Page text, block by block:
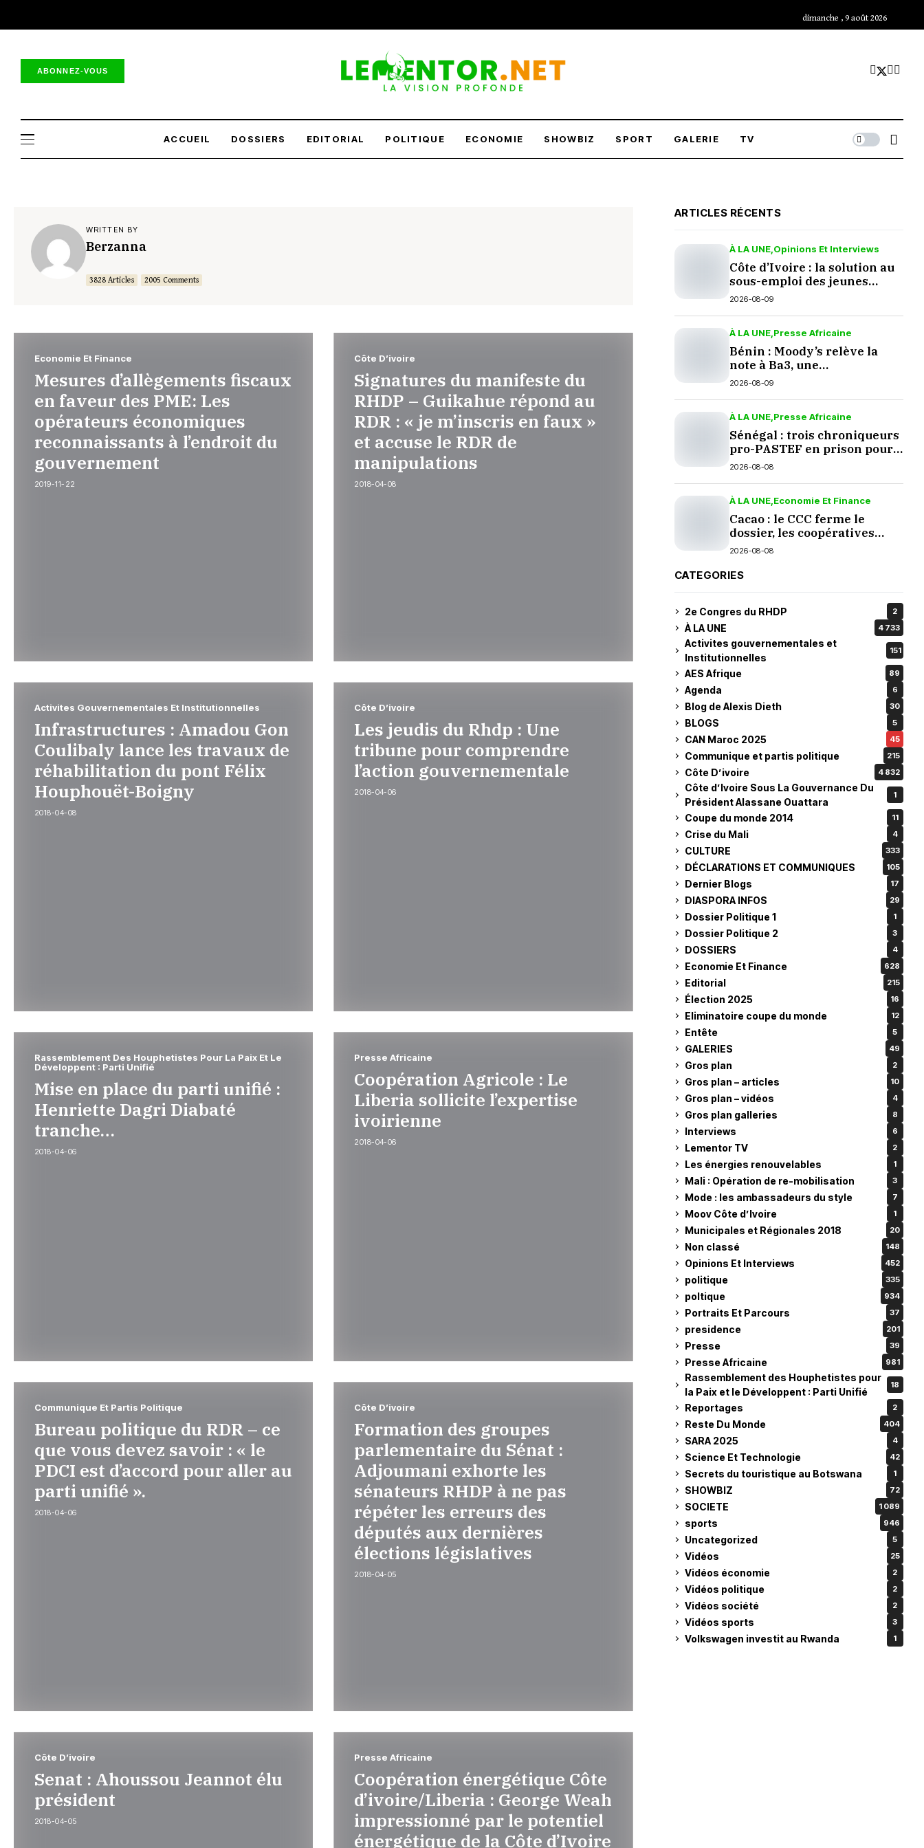
dimanche , 9 août 2026
ABONNEZ-VOUS
ACCUEIL DOSSIERS EDITORIAL POLITIQUE ECONOMIE SHOWBIZ SPORT GALERIE TV
WRITTEN BY
Berzanna
3828 Articles 2005 Comments
Economie Et Finance
Mesures d’allègements fiscaux
en faveur des PME: Les
opérateurs économiques
reconnaissants à l’endroit du
gouvernement
2019-11-22
Côte D’ivoire
Signatures du manifeste du
RHDP – Guikahue répond au
RDR : « je m’inscris en faux »
et accuse le RDR de
manipulations
2018-04-08
Activites Gouvernementales Et Institutionnelles
Infrastructures : Amadou Gon
Coulibaly lance les travaux de
réhabilitation du pont Félix
Houphouët-Boigny
2018-04-08
Côte D’ivoire
Les jeudis du Rhdp : Une
tribune pour comprendre
l’action gouvernementale
2018-04-06
Rassemblement Des Houphetistes Pour La Paix Et Le
Développent : Parti Unifié
Mise en place du parti unifié :
Henriette Dagri Diabaté
tranche…
2018-04-06
Presse Africaine
Coopération Agricole : Le
Liberia sollicite l’expertise
ivoirienne
2018-04-06
Communique Et Partis Politique
Bureau politique du RDR – ce
que vous devez savoir : « le
PDCI est d’accord pour aller au
parti unifié ».
2018-04-06
Côte D’ivoire
Formation des groupes
parlementaire du Sénat :
Adjoumani exhorte les
sénateurs RHDP à ne pas
répéter les erreurs des
députés aux dernières
élections législatives
2018-04-05
Côte D’ivoire
Senat : Ahoussou Jeannot élu
président
2018-04-05
Presse Africaine
Coopération énergétique Côte
d’ivoire/Liberia : George Weah
impressionné par le potentiel
énergétique de la Côte d’Ivoire
ARTICLES RÉCENTS
À LA UNE Opinions Et Interviews
Côte d’Ivoire : la solution au
sous-emploi des jeunes
passe par leurs décisions
2026-08-09
À LA UNE Presse Africaine
Bénin : Moody’s relève la
note à Ba3, une
reconnaissance méritée
2026-08-09
À LA UNE Presse Africaine
Sénégal : trois chroniqueurs
pro-PASTEF en prison pour
une prière sur TikTok
2026-08-08
À LA UNE Economie Et Finance
Cacao : le CCC ferme le
dossier, les coopératives
grincent
2026-08-08
CATEGORIES
2e Congres du RHDP 2
À LA UNE 4 733
Activites gouvernementales et
Institutionnelles
151
AES Afrique 89
Agenda 6
Blog de Alexis Dieth 30
BLOGS 5
CAN Maroc 2025 45
Communique et partis politique 215
Côte D’ivoire 4 832
Côte d’Ivoire Sous La Gouvernance Du
Président Alassane Ouattara
1
Coupe du monde 2014 11
Crise du Mali 4
CULTURE 333
DÉCLARATIONS ET COMMUNIQUES 105
Dernier Blogs 17
DIASPORA INFOS 29
Dossier Politique 1 1
Dossier Politique 2 3
DOSSIERS 4
Economie Et Finance 628
Editorial 215
Élection 2025 16
Eliminatoire coupe du monde 12
Entête 5
GALERIES 49
Gros plan 2
Gros plan – articles 10
Gros plan – vidéos 4
Gros plan galleries 8
Interviews 6
Lementor TV 2
Les énergies renouvelables 1
Mali : Opération de re-mobilisation 3
Mode : les ambassadeurs du style 7
Moov Côte d’Ivoire 1
Municipales et Régionales 2018 20
Non classé 148
Opinions Et Interviews 452
politique 335
poltique 934
Portraits Et Parcours 37
presidence 201
Presse 39
Presse Africaine 981
Rassemblement des Houphetistes pour
la Paix et le Développent : Parti Unifié
18
Reportages 2
Reste Du Monde 404
SARA 2025 4
Science Et Technologie 42
Secrets du touristique au Botswana 1
SHOWBIZ 72
SOCIETE 1 089
sports 946
Uncategorized 5
Vidéos 25
Vidéos économie 2
Vidéos politique 2
Vidéos société 2
Vidéos sports 3
Volkswagen investit au Rwanda 1